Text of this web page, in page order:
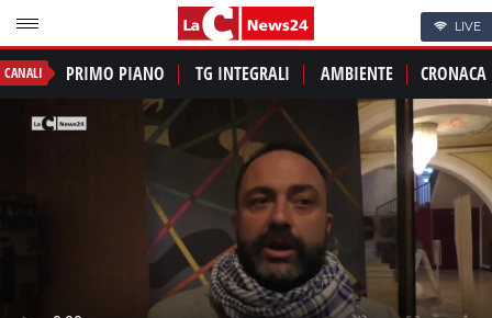
LIVE
CANALI PRIMO PIANO TG INTEGRALI AMBIENTE CRONACA